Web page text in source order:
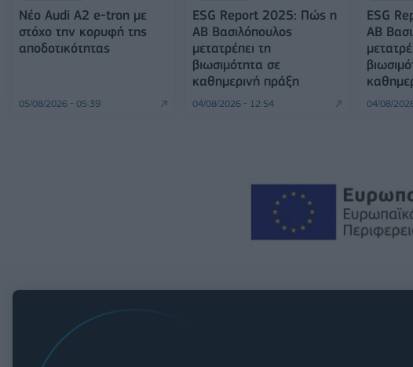
Νέο Audi A2 e-tron με
στόχο την κορυφή της
αποδοτικότητας
05/08/2026 - 05:39
ESG Report 2025: Πώς η
ΑΒ Βασιλόπουλος
μετατρέπει τη
βιωσιμότητα σε
καθημερινή πράξη
04/08/2026 - 12:54
ESG
ΑΒ
04/08/